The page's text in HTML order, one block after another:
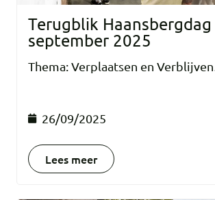
Terugblik Haansbergdag
september 2025
Thema: Verplaatsen en
26/09/2025
Lees meer